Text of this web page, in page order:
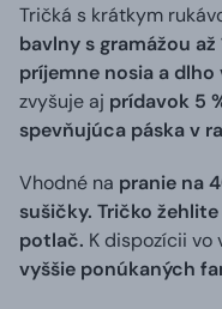
Tričká s krátkym
bavlny s gramážou
príjemne nosia a dlho
zvyšuje aj prídavok 5
spevňujúca páska v
Vhodné na pranie na
sušičky. Tričko
potlač. K dispozícii vo
vyššie ponúkaných